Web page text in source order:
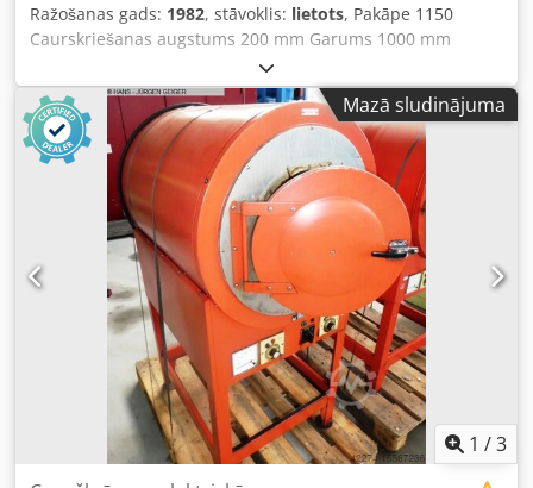
Ražošanas gads: 1982, stāvoklis: lietots, Pakāpe 1150
Caurskriešanas augstums 200 mm Garums 1000 mm
Platums 800 mm Dziļums 1400 mm Spoles svars uz katra
statīva 300 kg Atkausēšanas statīva diametrs mm
Kraušanas augstums 0 mm Kopējais krāsnis skaits 0
Statīvu skaits 0 Dzesēšanas pārsegu skaits 0 Kopējā jaudas
prasība kW Aptuvenais mašīnas svars t Aptuvenā telpas
nepieciešamība m N O L Z E N Elektriskā atkausēšanas un
rūdīšanas krāsns Tips WT 20/19/40 Ražošanas gads 1982
Sērijas Nr.: 4459 Csdpfxot Hw Rwo Agpjrf Maksimālā
temperatūra: 1.150 °C Iekšējās kameras izmēri apm. Pl x
Augst x Dziļums 200 x 200 x 400 mm Ārējie izmēri apm.:
1.000 x 800 x 1.400 mm Pievades jauda: apm. 4 kW / 380 V /
14 A Svars apmēram 300 kg Piederumi/Specializētas
iekārtas: • Manuālas sāniski izkustināmas durvis ar
fiksācijas pozīciju pie plaukta • Vadības modulis ar
bezpakāpju termostatu līdz max. 1.200 °C un taimeri ar
bezpakāpju iepriekšēju laika logu (sek./min./st.)
uzstādīšanu, kā arī darba lampām temperatūras
Mazā sludinājuma
1 /3